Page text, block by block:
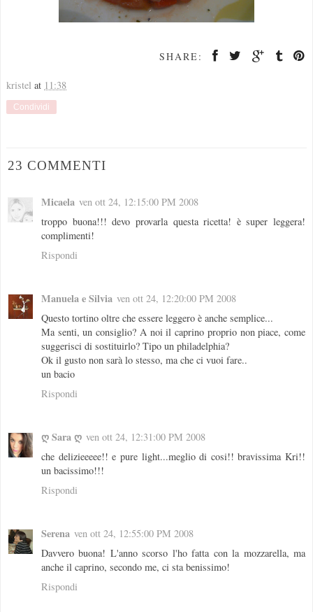
SHARE:
kristel at 11:38
Condividi
23 COMMENTI
Micaela ven ott 24, 12:15:00 PM 2008
troppo buona!!! devo provarla questa ricetta! è super leggera!
complimenti!
Rispondi
Manuela e Silvia ven ott 24, 12:20:00 PM 2008
Questo tortino oltre che essere leggero è anche semplice...
Ma senti, un consiglio? A noi il caprino proprio non piace, come
suggerisci di sostituirlo? Tipo un philadelphia?
Ok il gusto non sarà lo stesso, ma che ci vuoi fare..
un bacio
Rispondi
ღ Sara ღ ven ott 24, 12:31:00 PM 2008
che delizieeeee!! e pure light...meglio di cosi!! bravissima Kri!!
un bacissimo!!!
Rispondi
Serena ven ott 24, 12:55:00 PM 2008
Davvero buona! L'anno scorso l'ho fatta con la mozzarella, ma
anche il caprino, secondo me, ci sta benissimo!
Rispondi